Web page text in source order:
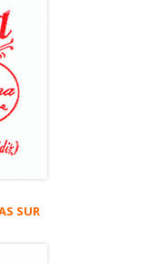
SUR